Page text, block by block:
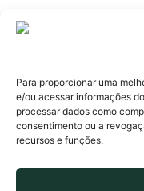
Para proporcionar uma
e/ou acessar informações
processar dados como
consentimento ou a
recursos e funções.